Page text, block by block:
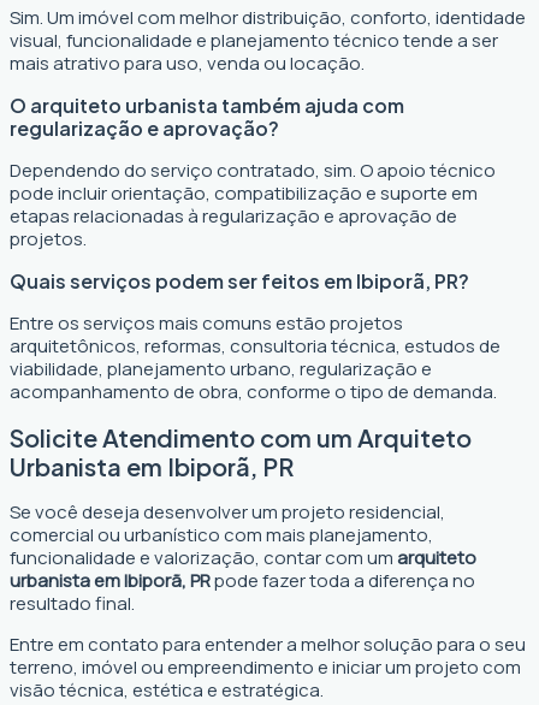
Sim. Um imóvel com melhor distribuição, conforto, identidade
visual, funcionalidade e planejamento técnico tende a ser
mais atrativo para uso, venda ou locação.
O arquiteto urbanista também ajuda com
regularização e aprovação?
Dependendo do serviço contratado, sim. O apoio técnico
pode incluir orientação, compatibilização e suporte em
etapas relacionadas à regularização e aprovação de
projetos.
Quais serviços podem ser feitos em Ibiporã, PR?
Entre os serviços mais comuns estão projetos
arquitetônicos, reformas, consultoria técnica, estudos de
viabilidade, planejamento urbano, regularização e
acompanhamento de obra, conforme o tipo de demanda.
Solicite Atendimento com um Arquiteto
Urbanista em Ibiporã, PR
Se você deseja desenvolver um projeto residencial,
comercial ou urbanístico com mais planejamento,
funcionalidade e valorização, contar com umarquiteto
urbanista em Ibiporã, PRpode fazer toda a diferença no
resultado final.
Entre em contato para entender a melhor solução para o seu
terreno, imóvel ou empreendimento e iniciar um projeto com
visão técnica, estética e estratégica.